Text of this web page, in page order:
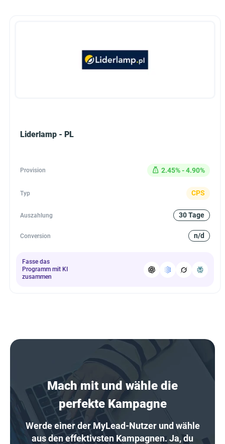
Liderlamp - PL
Provision 2.45% - 4.90%
Typ CPS
Auszahlung 30 Tage
Conversion n/d
Fasse das
Programm mit KI
zusammen
Mach mit und wähle die
perfekte Kampagne
Werde einer der MyLead-Nutzer und wähle
aus den effektivsten Kampagnen. Ja, du